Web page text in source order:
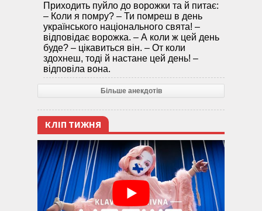
Приходить пуйло до ворожки та й питає:
– Коли я помру? – Ти помреш в день
українського національного свята! –
відповідає ворожка. – А коли ж цей день
буде? – цікавиться він. – От коли
здохнеш, тоді й настане цей день! –
відповіла вона.
Більше анекдотів
КЛІП ТИЖНЯ